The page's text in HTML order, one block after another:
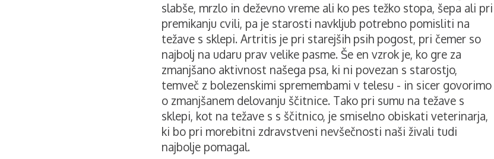
slabše, mrzlo in deževno vreme ali ko pes težko stopa, šepa ali pri
premikanju cvili, pa je starosti navkljub potrebno pomisliti na
težave s sklepi. Artritis je pri starejših psih pogost, pri čemer so
najbolj na udaru prav velike pasme. Še en vzrok je, ko gre za
zmanjšano aktivnost našega psa, ki ni povezan s starostjo,
temveč z bolezenskimi spremembami v telesu - in sicer govorimo
o zmanjšanem delovanju ščitnice. Tako pri sumu na težave s
sklepi, kot na težave s s ščitnico, je smiselno obiskati veterinarja,
ki bo pri morebitni zdravstveni nevšečnosti naši živali tudi
najbolje pomagal.